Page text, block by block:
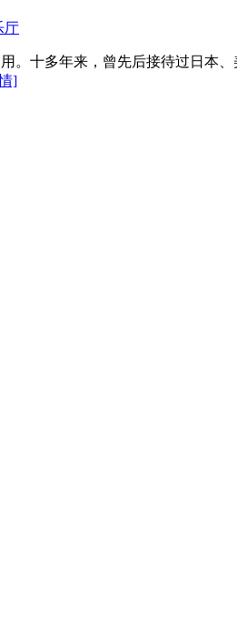
厅
。十多年来，曾先后接待过日本
]